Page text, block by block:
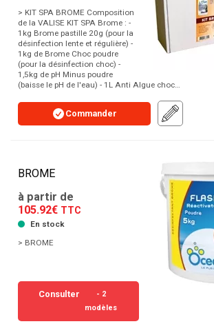
> KIT SPA BROME Composition
de la VALISE KIT SPA Brome : -
1kg Brome pastille 20g (pour la
désinfection lente et régulière) -
1kg de Brome Choc poudre
(pour la désinfection choc) -
1,5kg de pH Minus poudre
(baisse le pH de l'eau) - 1L Anti Algue choc…
Commander
BROME
à partir de
105.92€ TTC
En stock
> BROME
Consulter
- 2
modèles